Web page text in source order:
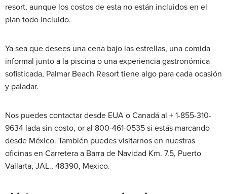
resort, aunque los costos de esta no están incluidos en el
plan todo incluido.
Ya sea que desees una cena bajo las estrellas, una comida
informal junto a la piscina o una experiencia gastronómica
sofisticada, Palmar Beach Resort tiene algo para cada ocasión
y paladar.
Nos puedes contactar desde EUA o Canadá al + 1-855-310-
9634 lada sin costo, or al 800-461-0535 si estás marcando
desde México. También puedes visitarnos en nuestras
oficinas en Carretera a Barra de Navidad Km. 7.5, Puerto
Vallarta, JAL., 48390, Mexico.